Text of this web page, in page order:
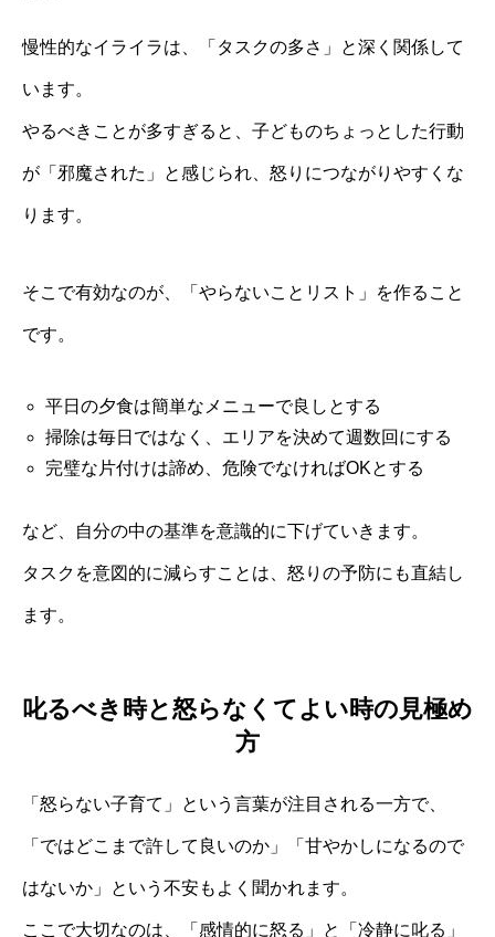
慢性的なイライラは、「タスクの多さ」と深く関係して
います。
やるべきことが多すぎると、子どものちょっとした行動
が「邪魔された」と感じられ、怒りにつながりやすくな
ります。
そこで有効なのが、「やらないことリスト」を作ること
です。
平日の夕食は簡単なメニューで良しとする
掃除は毎日ではなく、エリアを決めて週数回にする
完璧な片付けは諦め、危険でなければOKとする
など、自分の中の基準を意識的に下げていきます。
タスクを意図的に減らすことは、怒りの予防にも直結し
ます。
叱るべき時と怒らなくてよい時の見極め
方
「怒らない子育て」という言葉が注目される一方で、
「ではどこまで許して良いのか」「甘やかしになるので
はないか」という不安もよく聞かれます。
ここで大切なのは、「感情的に怒る」と「冷静に叱る」